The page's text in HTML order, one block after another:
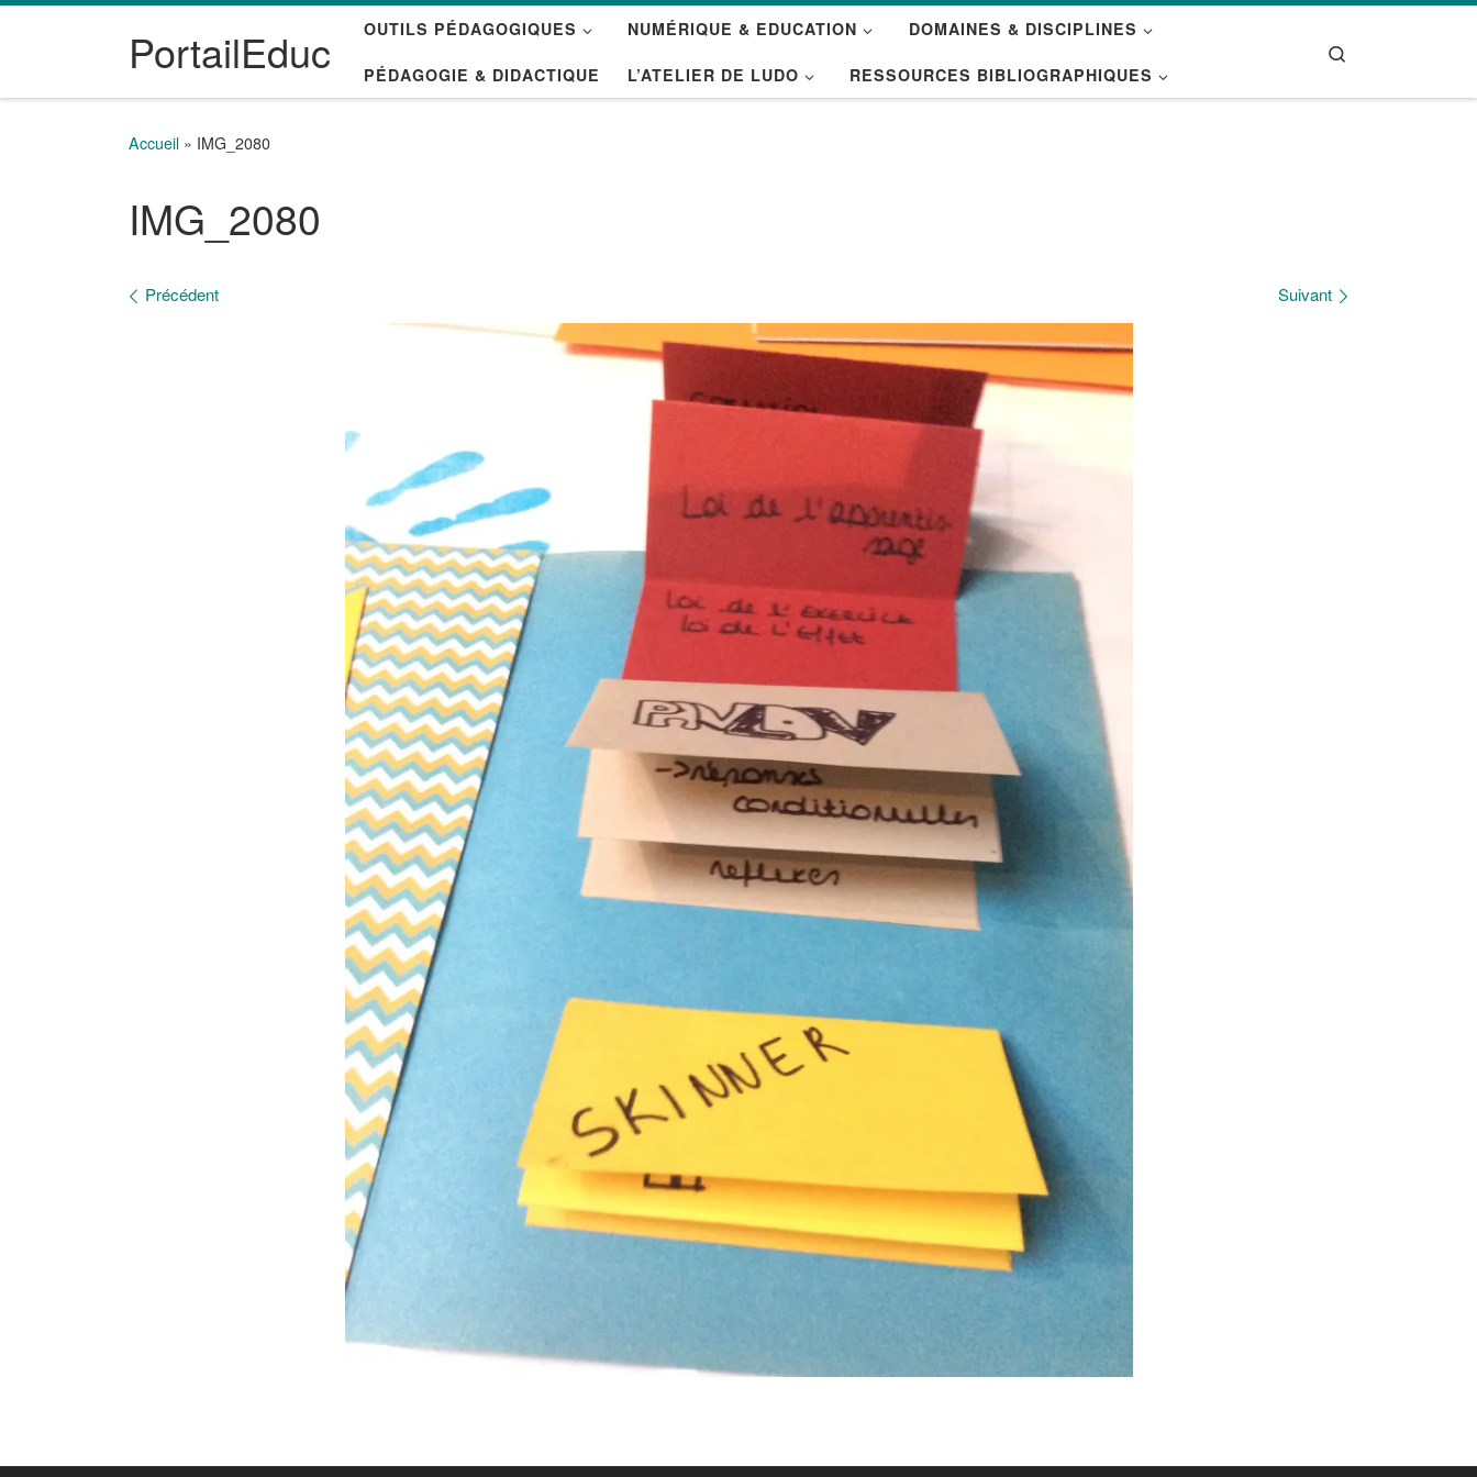
PortailEduc OUTILS PÉDAGOGIQUES NUMÉRIQUE & EDUCATION DOMAINES & DISCIPLINES
PÉDAGOGIE & DIDACTIQUE L’ATELIER DE LUDO RESSOURCES BIBLIOGRAPHIQUES
Accueil » IMG_2080
IMG_2080
Navigation des images
Précédent Suivant